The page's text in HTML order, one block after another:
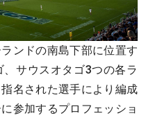
ンドの南島下部に位置す
サウスオタゴ3つの各ラ
名された選手により編成
参加するプロフェッショ